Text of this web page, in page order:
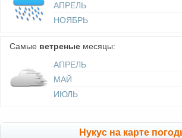
АПРЕЛЬ
НОЯБРЬ
Самые ветреные месяцы:
АПРЕЛЬ
МАЙ
ИЮЛЬ
Нукус на карте